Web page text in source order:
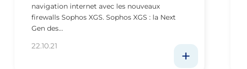
navigation internet avec les nouveaux
firewalls Sophos XGS. Sophos XGS : la Next
Gen des…
22.10.21